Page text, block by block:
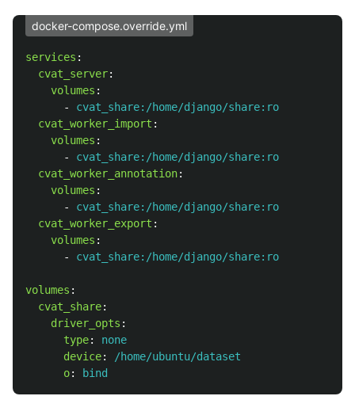
docker-compose.override.yml
services :
cvat_server:
volumes :
-
cvat_share:/home/django/share:ro
cvat_worker_import :
volumes :
-
cvat_share:/home/django/share:ro
cvat_worker_annotation:
volumes :
-
cvat_share:/home/django/share:ro
cvat_worker_export :
volumes :
-
cvat_share:/home/django/share:ro
volumes :
cvat_share:
driver_opts :
type:
none
device:
/home/ubuntu/dataset
o: bind